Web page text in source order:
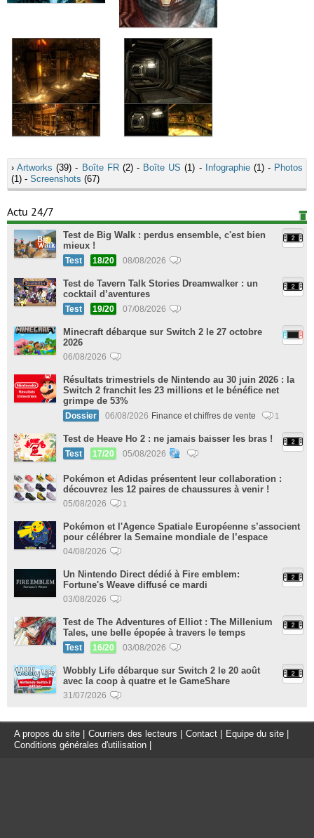
›Artworks (39) - Boîte FR(2) - Boîte US (1) - Infographie(1) - Photos
(1) - Screenshots (67)
Actu 24/7
Test de Big Walk : perdus ensemble, c'est bien
mieux !
Test 18/20 08/08/2026
Test de Tavern Talk Stories Dreamwalker : un
cocktail d’aventures
Test 19/20 07/08/2026
Minecraft débarque sur Switch 2 le 27 octobre
2026
06/08/2026
Résultats trimestriels de Nintendo au 30 juin 2026 : la
Switch 2 franchit les 23 millions et le bénéfice net
grimpe de 53%
Dossier 06/08/2026 Finance et chiffres de vente 1
Test de Heave Ho 2 : ne jamais baisser les bras !
Test 17/20 05/08/2026
Pokémon et Adidas présentent leur collaboration :
découvrez les 12 paires de chaussures à venir !
05/08/2026 1
Pokémon et l'Agence Spatiale Européenne s’associent
pour célébrer la Semaine mondiale de l’espace
04/08/2026
Un Nintendo Direct dédié à Fire emblem:
Fortune's Weave diffusé ce mardi
03/08/2026
Test de The Adventures of Elliot : The Millenium
Tales, une belle épopée à travers le temps
Test 16/20 03/08/2026
Wobbly Life débarque sur Switch 2 le 20 août
avec la coop à quatre et le GameShare
31/07/2026
A propos du site Courriers des lecteurs Contact Equipe du site
Conditions générales d'utilisation